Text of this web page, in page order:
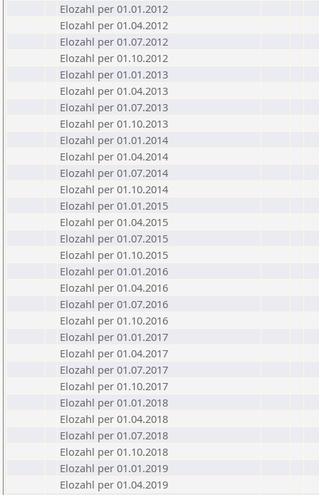
Elozahl per 01.01.2012
Elozahl per 01.04.2012
Elozahl per 01.07.2012
Elozahl per 01.10.2012
Elozahl per 01.01.2013
Elozahl per 01.04.2013
Elozahl per 01.07.2013
Elozahl per 01.10.2013
Elozahl per 01.01.2014
Elozahl per 01.04.2014
Elozahl per 01.07.2014
Elozahl per 01.10.2014
Elozahl per 01.01.2015
Elozahl per 01.04.2015
Elozahl per 01.07.2015
Elozahl per 01.10.2015
Elozahl per 01.01.2016
Elozahl per 01.04.2016
Elozahl per 01.07.2016
Elozahl per 01.10.2016
Elozahl per 01.01.2017
Elozahl per 01.04.2017
Elozahl per 01.07.2017
Elozahl per 01.10.2017
Elozahl per 01.01.2018
Elozahl per 01.04.2018
Elozahl per 01.07.2018
Elozahl per 01.10.2018
Elozahl per 01.01.2019
Elozahl per 01.04.2019